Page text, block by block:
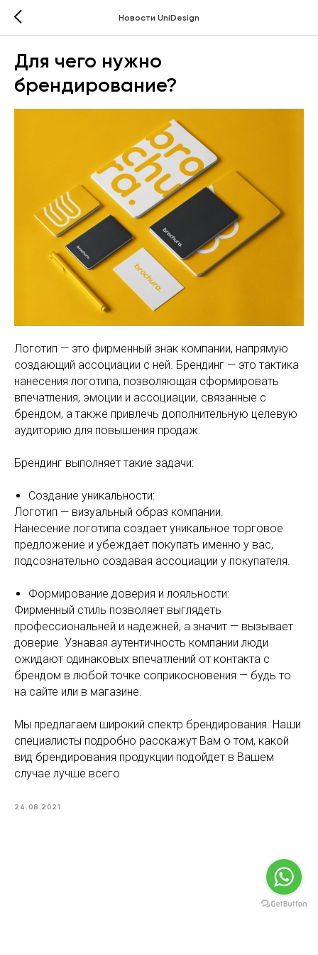
Новости UniDesign
Для чего нужно
брендирование?
Логотип — это фирменный знак компании, напрямую
создающий ассоциации с ней. Брендинг — это тактика
нанесения логотипа, позволяющая сформировать
впечатления, эмоции и ассоциации, связанные с
брендом, а также привлечь дополнительную целевую
аудиторию для повышения продаж.
Брендинг выполняет такие задачи:
Создание уникальности:
Логотип — визуальный образ компании.
Нанесение логотипа создает уникальное торговое
предложение и убеждает покупать именно у вас,
подсознательно создавая ассоциации у покупателя.
Формирование доверия и лояльности:
Фирменный стиль позволяет выглядеть
профессиональней и надежней, а значит — вызывает
доверие. Узнавая аутентичность компании люди
ожидают одинаковых впечатлений от контакта с
брендом в любой точке соприкосновения — будь то
на сайте или в магазине.
Мы предлагаем широкий спектр брендирования. Наши
специалисты подробно расскажут Вам о том, какой
вид брендирования продукции подойдет в Вашем
случае лучше всего
24.08.2021